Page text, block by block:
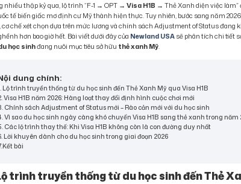
nhiều thập kỷ qua, lộ trình “F-1 → OPT →Visa H1B → Thẻ Xanh diện việc
tế biến giấc mơ định cư Mỹ thành hiện thực. Tuy nhiên, bước sang năm
cơ chế xét chọn dựa trên mức lương và chính sách Adjustment of Status đang
hơn bao giờ hết. Bài viết dưới đây của Newland USA sẽ phân tích chi tiết
học sinhđang nuôi mục tiêu sở hữu thẻ xanh Mỹ.
dung chính:
Lộ trình truyền thống từ du học sinh đến Thẻ Xanh Mỹ qua Visa H1B
Visa H1B năm 2026: Hàng loạt thay đổi định hình cuộc chơi mới
Chính sách Adjustment of Status mới – Rào cản mới với du học sinh
Vì sao du học sinh ngày càng khó chuyển Visa H1B sang thẻ xanh trong năm
Các lộ trình thay thế: Khi Visa H1B không còn là con đường duy nhất
Lời khuyên dành cho du học sinh trong giai đoạn 2026
bài
trình truyền thống từ du học sinh đến Thẻ